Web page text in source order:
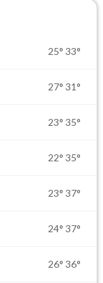
25° 33°
27° 31°
23° 35°
22° 35°
23° 37°
24° 37°
26° 36°